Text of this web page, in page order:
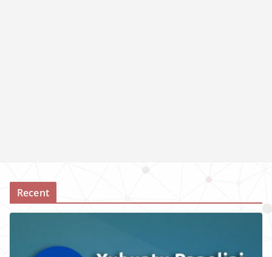
Recent